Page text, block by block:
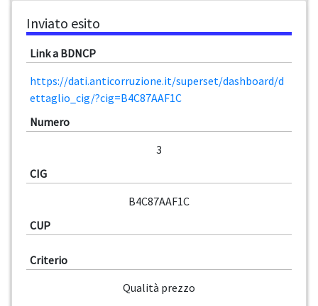
Inviato esito
Link a BDNCP
https://dati.anticorruzione.it/superset/dashboard/d
ettaglio_cig/?cig=B4C87AAF1C
Numero
3
CIG
B4C87AAF1C
CUP
Criterio
Qualità prezzo